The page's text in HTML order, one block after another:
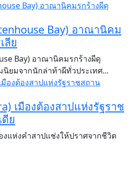
Bay) อาณานิคม
ลีย
Bay) อาณานิคมรกร้างผีดุ
นิยมจากนักล่าท้าผีทั่วประเทศ...
เมืองต้องสาปแห่งรัฐราช
ย
งแห่งคำสาปแช่งให้ปราศจากชีวิต